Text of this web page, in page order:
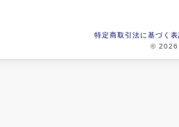
特定商取引法に基づく
© 2026